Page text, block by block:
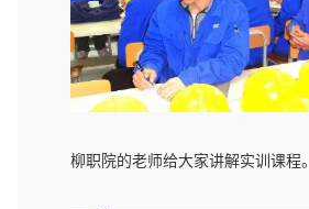
柳职院的老师给大家讲解实训课程。